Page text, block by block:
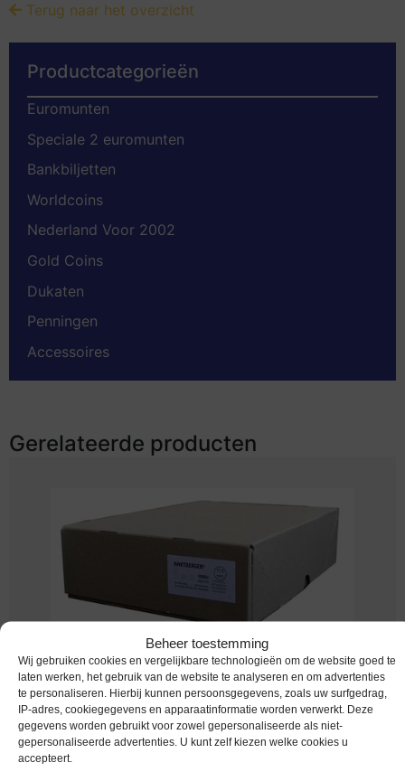
Beheer toestemming
Wij gebruiken cookies en vergelijkbare technologieën om de website goed te
laten werken, het gebruik van de website te analyseren en om advertenties
te personaliseren. Hierbij kunnen persoonsgegevens, zoals uw surfgedrag,
IP-adres, cookiegegevens en apparaatinformatie worden verwerkt. Deze
gegevens worden gebruikt voor zowel gepersonaliseerde als niet-
gepersonaliseerde advertenties. U kunt zelf kiezen welke cookies u
accepteert.
Terug naar het overzicht
Productcategorieën
Euromunten
Speciale 2 euromunten
Bankbiljetten
Worldcoins
Nederland Voor 2002
Gold Coins
Dukaten
Penningen
Accessoires
Gerelateerde producten
Hartberger Zelfklevende Munthouders / Blind /
Doos Van 1000 Stuks
€99,95